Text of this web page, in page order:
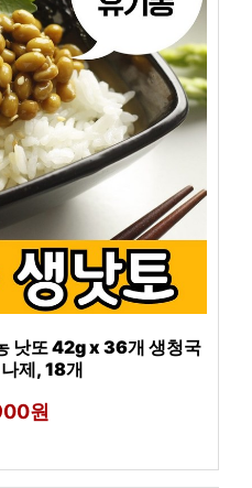
낫또 42g x 36개 생청국
제, 18개
원